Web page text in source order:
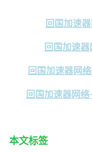
回国加速
回国加速
回国加速器网
回国加速器网
本文标签